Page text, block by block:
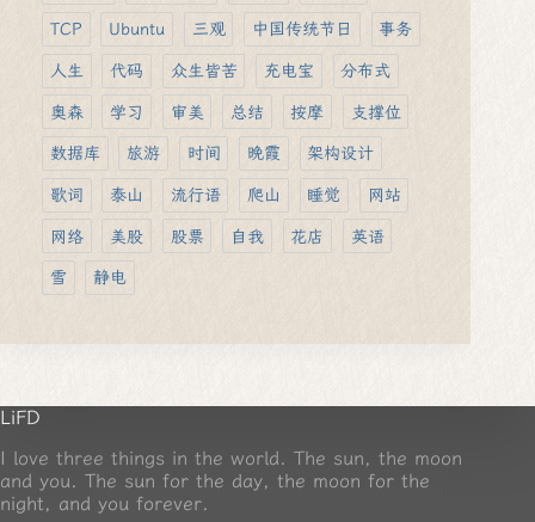
TCP Ubuntu 三观 中国传统节日 事务
人生 代码 众生皆苦 充电宝 分布式
奥森 学习 审美 总结 按摩 支撑位
数据库 旅游 时间 晚霞 架构设计
歌词 泰山 流行语 爬山 睡觉 网站
网络 美股 股票 自我 花店 英语
雪 静电
LiFD
I love three things in the world. The sun, the moon
and you. The sun for the day, the moon for the
night, and you forever.